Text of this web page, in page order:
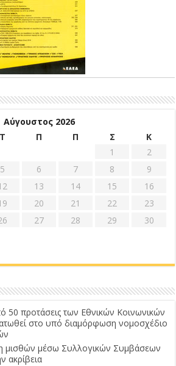
Αύγουστος 2026
Τ Π Π Σ
Κ
1
2
5 6 7 8
9
13 14 15
16
20 21 22
23
27 28 29
30
50 προτάσεις των Εθνικών Κοινωνικών
στο υπό διαμόρφωση νομοσχέδιο
μισθών μέσω Συλλογικών Συμβάσεων
ακρίβεια